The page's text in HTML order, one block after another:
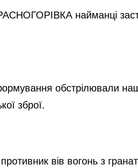
найманці
обстрілювали
зброї.
вів вогонь з